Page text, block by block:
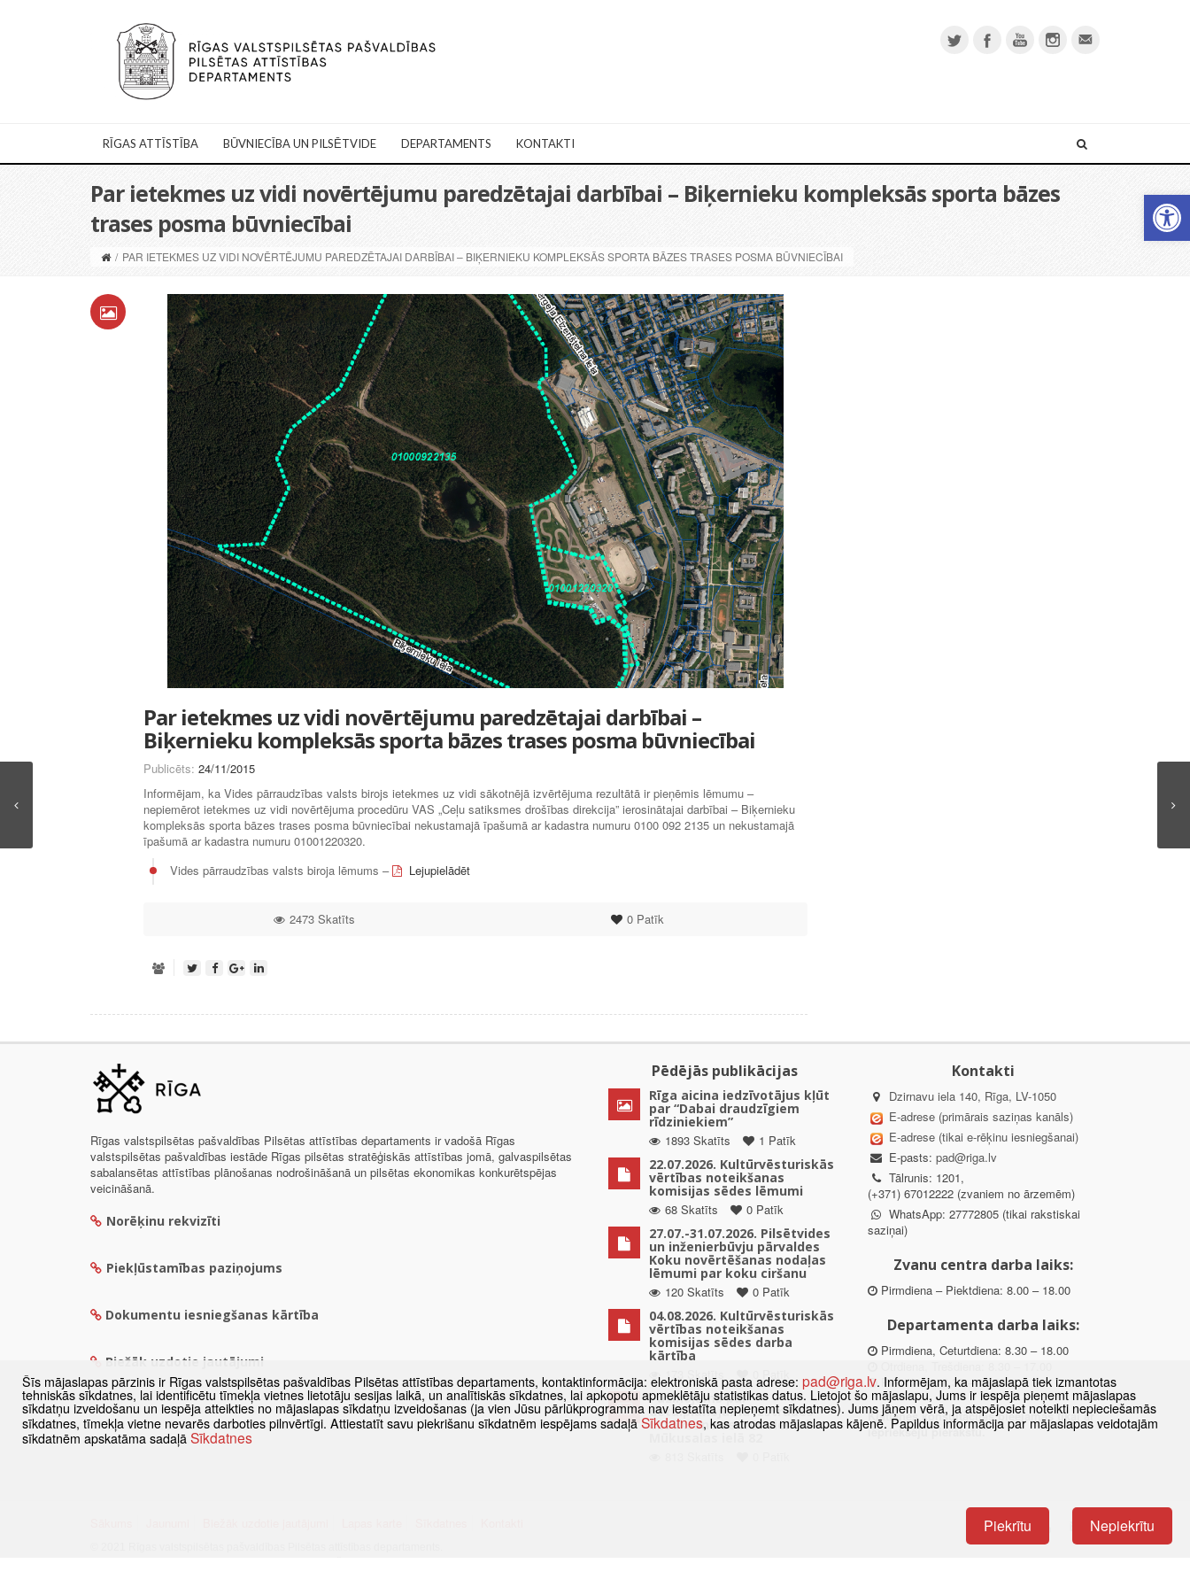
RĪGAS ATTĪSTĪBA BŪVNIECĪBA UN PILSĒTVIDE DEPARTAMENTS KONTAKTI
Par ietekmes uz vidi novērtējumu paredzētajai darbībai – Biķernieku kompleksās sporta bāzes
trases posma būvniecībai
/ PAR IETEKMES UZ VIDI NOVĒRTĒJUMU PAREDZĒTAJAI DARBĪBAI – BIĶERNIEKU KOMPLEKSĀS SPORTA BĀZES TRASES POSMA BŪVNIECĪBAI
Par ietekmes uz vidi novērtējumu paredzētajai darbībai –
Biķernieku kompleksās sporta bāzes trases posma būvniecībai
Publicēts: 24/11/2015
Informējam, ka Vides pārraudzības valsts birojs ietekmes uz vidi sākotnējā izvērtējuma rezultātā ir pieņēmis lēmumu –
nepiemērot ietekmes uz vidi novērtējuma procedūru VAS „Ceļu satiksmes drošības direkcija” ierosinātajai darbībai – Biķernieku
kompleksās sporta bāzes trases posma būvniecībai nekustamajā īpašumā ar kadastra numuru 0100 092 2135 un nekustamajā
īpašumā ar kadastra numuru 01001220320.
Vides pārraudzības valsts biroja lēmums –
Lejupielādēt
0Patīk
2473 Skatīts
Rīgas valstspilsētas pašvaldības Pilsētas attīstības departaments ir vadošā Rīgas
valstspilsētas pašvaldības iestāde Rīgas pilsētas stratēģiskās attīstības jomā, galvaspilsētas
sabalansētas attīstības plānošanas nodrošināšanā un pilsētas ekonomikas konkurētspējas
veicināšanā.
Norēķinu rekvizīti
Piekļūstamības paziņojums
Dokumentu iesniegšanas kārtība
Biežāk uzdotie jautājumi
Pēdējās publikācijas
Rīga aicina iedzīvotājus kļūt
par “Dabai draudzīgiem
rīdziniekiem”
1893 Skatīts
1 Patīk
22.07.2026. Kultūrvēsturiskās
vērtības noteikšanas
komisijas sēdes lēmumi
68 Skatīts
0 Patīk
27.07.-31.07.2026. Pilsētvides
un inženierbūvju pārvaldes
Koku novērtēšanas nodaļas
lēmumi par koku ciršanu
120 Skatīts
0 Patīk
04.08.2026. Kultūrvēsturiskās
vērtības noteikšanas
komisijas sēdes darba
kārtība
173 Skatīts
0 Patīk
Paziņojums par
detālplānojuma izstrādes
uzsākšanu zemes vienībā
Kontakti
Dzirnavu iela 140, Rīga, LV-1050
E-adrese (primārais saziņas kanāls)
E-adrese (tikai e-rēķinu iesniegšanai)
E-pasts: pad@riga.lv
Tālrunis: 1201,
(+371) 67012222 (zvaniem no ārzemēm)
WhatsApp: 27772805 (tikai rakstiskai
saziņai)
Zvanu centra darba laiks:
Pirmdiena – Piektdiena: 8.00 – 18.00
Departamenta darba laiks:
Pirmdiena, Ceturtdiena: 8.30 – 18.00
Piektdiena: 8.30 – 15.00
Klātienes konsultācijas pieejamas tikai ar
iepriekšēju pierakstu.
Šīs mājaslapas pārzinis ir Rīgas valstspilsētas pašvaldības Pilsētas attīstības departaments, kontaktinformācija: elektroniskā pasta adrese: pad@riga.lv. Informējam, ka mājaslapā tiek izmantotas
tehniskās sīkdatnes, lai identificētu tīmekļa vietnes lietotāju sesijas laikā, un analītiskās sīkdatnes, lai apkopotu apmeklētāju statistikas datus. Lietojot šo mājaslapu, Jums ir iespēja pieņemt mājaslapas
sīkdatņu izveidošanu un iespēja atteikties no mājaslapas sīkdatņu izveidošanas (ja vien Jūsu pārlūkprogramma nav iestatīta nepieņemt sīkdatnes). Jums jāņem vērā, ja atspējosiet noteikti nepieciešamās
sīkdatnes, tīmekļa vietne nevarēs darboties pilnvērtīgi. Attiestatīt savu piekrišanu sīkdatnēm iespējams sadaļā Sīkdatnes, kas atrodas mājaslapas kājenē. Papildus informācija par mājaslapas veidotajām
sīkdatnēm apskatāma sadaļā Sīkdatnes
Piekrītu Nepiekrītu